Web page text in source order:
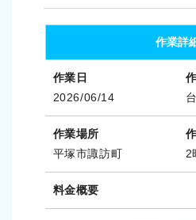
作業詳
作業日
2026/06/14
作業場所
平塚市諏訪町
2
料金概要